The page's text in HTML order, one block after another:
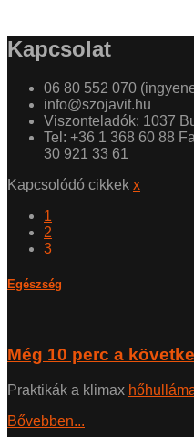
Kapcsolat
06 80 552 070
info@szojavit.hu
Viszonteladók: 1037
Tel: +36 1 368 60 88
30 921 33 61
Kapcsolódó cikkek x
1
2
3
Egészség
Még 10 perc a
Praktikák a klimax
Bővebben...